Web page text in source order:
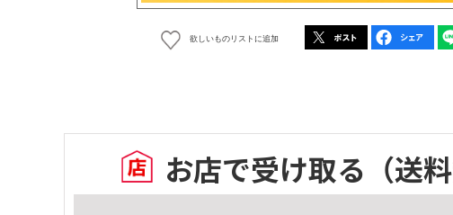
欲しいものリストに追加
お店で受け取る （送